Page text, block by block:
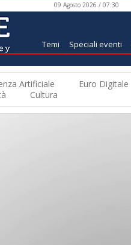
09 Agosto 2026 / 07:30
Temi Speciali eventi
Artificiale Euro Digitale
Cultura